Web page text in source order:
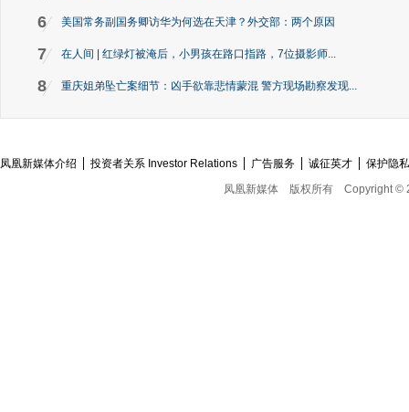
6 美国常务副国务卿访华为何选在天津？外交部：两个原因
7 在人间 | 红绿灯被淹后，小男孩在路口指路，7位摄影师...
8 重庆姐弟坠亡案细节：凶手欲靠悲情蒙混 警方现场勘察发现...
凤凰新媒体介绍 投资者关系 Investor Relations 广告服务 诚征英才
保护隐
凤凰新媒体
版权所有 Copyright ©